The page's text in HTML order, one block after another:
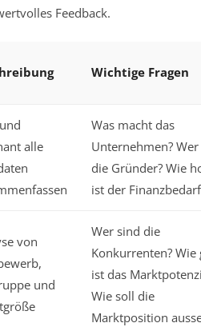
Feedback.
Wichtige Fragen
alle
Was macht das
Unternehmen?
die Gründer? Wie
ist der
von
und
Wer sind die
Konkurrenten? Wie
ist das
Wie soll die
Marktposition